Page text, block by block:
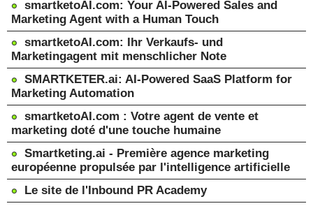
smartketoAI.com: Your AI-Powered Sales and
Marketing Agent with a Human Touch
smartketoAI.com: Ihr Verkaufs- und
Marketingagent mit menschlicher Note
SMARTKETER.ai: AI-Powered SaaS Platform for
Marketing Automation
smartketoAI.com : Votre agent de vente et
marketing doté d'une touche humaine
Smartketing.ai - Première agence marketing
européenne propulsée par l'intelligence artificielle
Le site de l'Inbound PR Academy